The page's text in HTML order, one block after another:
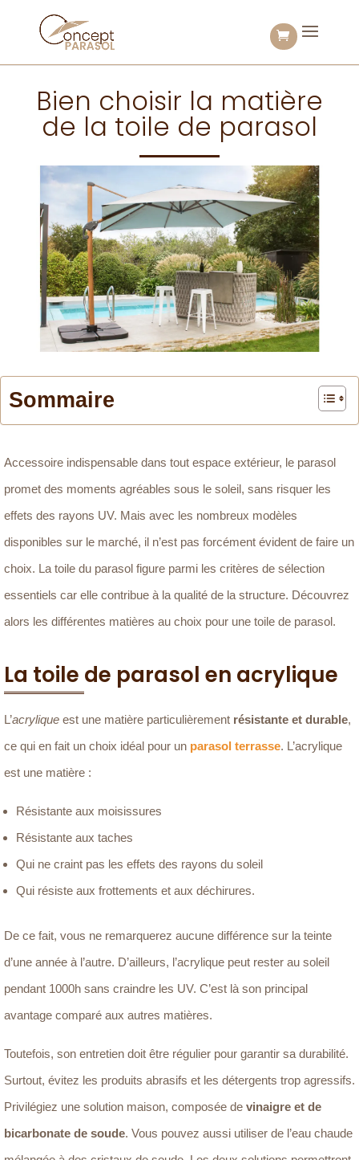
Bien choisir la matière
de la toile de parasol
Sommaire
Accessoire indispensable dans tout espace extérieur, le parasol
promet des moments agréables sous le soleil, sans risquer les
effets des rayons UV. Mais avec les nombreux modèles
disponibles sur le marché, il n’est pas forcément évident de faire un
choix. La toile du parasol figure parmi les critères de sélection
essentiels car elle contribue à la qualité de la structure. Découvrez
alors les différentes matières au choix pour une toile de parasol.
La toile de parasol en acrylique
L’acrylique est une matière particulièrement résistante et durable,
ce qui en fait un choix idéal pour un parasol terrasse. L’acrylique
est une matière :
Résistante aux moisissures
Résistante aux taches
Qui ne craint pas les effets des rayons du soleil
Qui résiste aux frottements et aux déchirures.
De ce fait, vous ne remarquerez aucune différence sur la teinte
d’une année à l’autre. D’ailleurs, l’acrylique peut rester au soleil
pendant 1000h sans craindre les UV. C’est là son principal
avantage comparé aux autres matières.
Toutefois, son entretien doit être régulier pour garantir sa durabilité.
Surtout, évitez les produits abrasifs et les détergents trop agressifs.
Privilégiez une solution maison, composée de vinaigre et de
bicarbonate de soude. Vous pouvez aussi utiliser de l’eau chaude